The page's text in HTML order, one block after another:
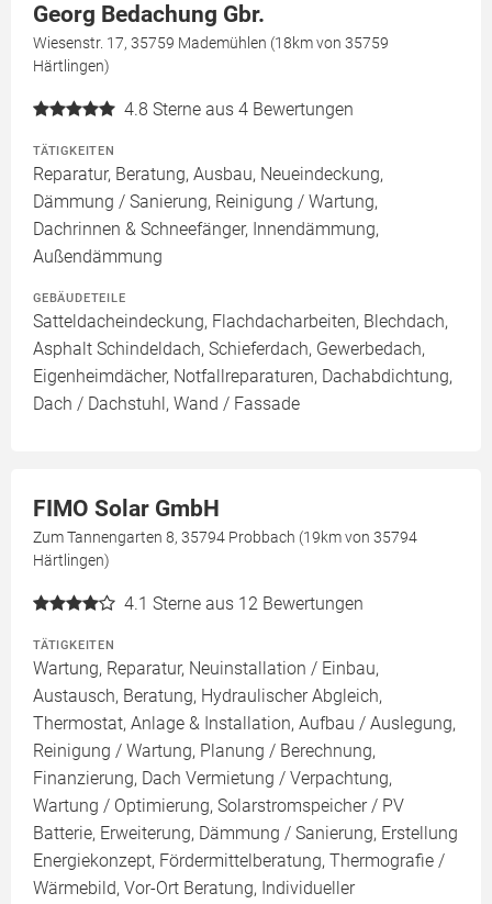
Georg Bedachung Gbr.
Wiesenstr. 17, 35759 Mademühlen (18km von 35759
Härtlingen)
4.8 Sterne aus 4 Bewertungen
TÄTIGKEITEN
Reparatur, Beratung, Ausbau, Neueindeckung,
Dämmung / Sanierung, Reinigung / Wartung,
Dachrinnen & Schneefänger, Innendämmung,
Außendämmung
GEBÄUDETEILE
Satteldacheindeckung, Flachdacharbeiten, Blechdach,
Asphalt Schindeldach, Schieferdach, Gewerbedach,
Eigenheimdächer, Notfallreparaturen, Dachabdichtung,
Dach / Dachstuhl, Wand / Fassade
FIMO Solar GmbH
Zum Tannengarten 8, 35794 Probbach (19km von 35794
Härtlingen)
4.1 Sterne aus 12 Bewertungen
TÄTIGKEITEN
Wartung, Reparatur, Neuinstallation / Einbau,
Austausch, Beratung, Hydraulischer Abgleich,
Thermostat, Anlage & Installation, Aufbau / Auslegung,
Reinigung / Wartung, Planung / Berechnung,
Finanzierung, Dach Vermietung / Verpachtung,
Wartung / Optimierung, Solarstromspeicher / PV
Batterie, Erweiterung, Dämmung / Sanierung, Erstellung
Energiekonzept, Fördermittelberatung, Thermografie /
Wärmebild, Vor-Ort Beratung, Individueller